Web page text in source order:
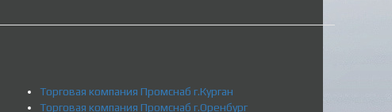
Торговая компания Промснаб г.Курган
Торговая компания Промснаб г.Оренбург